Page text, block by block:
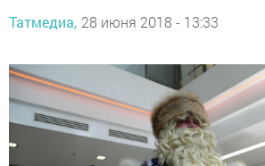
Татмедиа, 28 июня 2018 - 13:33